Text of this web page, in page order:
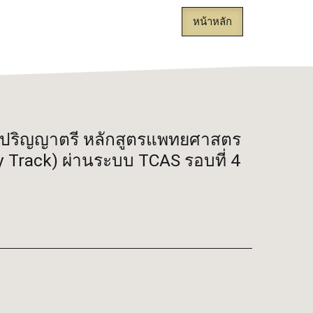
หน้าหลัก
ปริญญาตรี หลักสูตรแพทยศาสตร
ผ่านระบบ TCAS รอบที่ 4